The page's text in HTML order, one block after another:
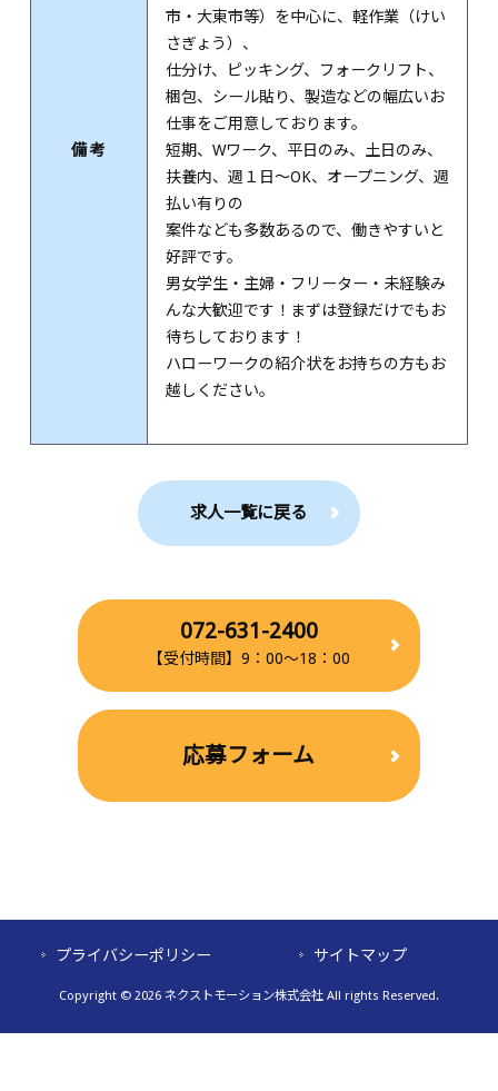
備考
市・大東市等）を中心に、軽作業（けい
さぎょう）、
仕分け、ピッキング、フォークリフト、
梱包、シール貼り、製造などの幅広いお
仕事をご用意しております。
短期、Wワーク、平日のみ、土日のみ、
扶養内、週１日～OK、オープニング、週
払い有りの
案件なども多数あるので、働きやすいと
好評です。
男女学生・主婦・フリーター・未経験み
んな大歓迎です！まずは登録だけでもお
待ちしております！
ハローワークの紹介状をお持ちの方もお
越しください。
求人一覧に戻る
072-631-2400
【受付時間】9：00～18：00
応募フォーム
プライバシーポリシー サイトマップ
Copyright © 2026 ネクストモーション株式会社 All rights Reserved.